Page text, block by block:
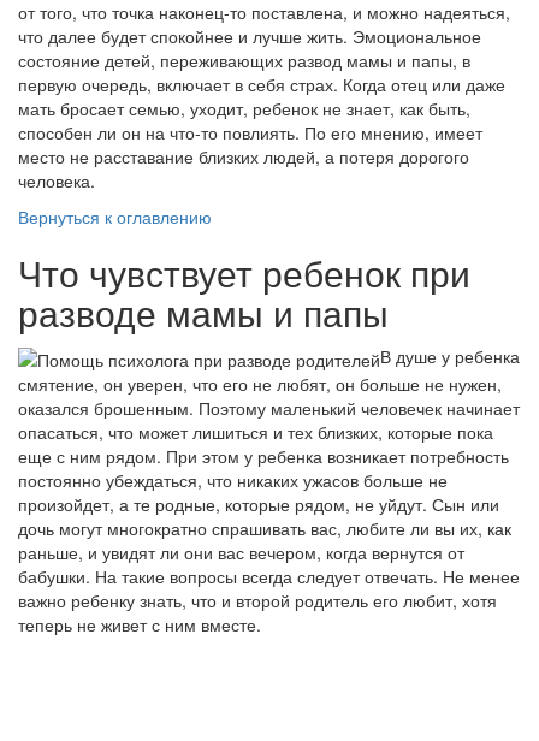
от того, что точка наконец-то поставлена, и можно надеяться,
что далее будет спокойнее и лучше жить. Эмоциональное
состояние детей, переживающих развод мамы и папы, в
первую очередь, включает в себя страх. Когда отец или даже
мать бросает семью, уходит, ребенок не знает, как быть,
способен ли он на что-то повлиять. По его мнению, имеет
место не расставание близких людей, а потеря дорогого
человека.
Вернуться к оглавлению
Что чувствует ребенок при
разводе мамы и папы
В душе у ребенка
смятение, он уверен, что его не любят, он больше не нужен,
оказался брошенным. Поэтому маленький человечек начинает
опасаться, что может лишиться и тех близких, которые пока
еще с ним рядом. При этом у ребенка возникает потребность
постоянно убеждаться, что никаких ужасов больше не
произойдет, а те родные, которые рядом, не уйдут. Сын или
дочь могут многократно спрашивать вас, любите ли вы их, как
раньше, и увидят ли они вас вечером, когда вернутся от
бабушки. На такие вопросы всегда следует отвечать. Не менее
важно ребенку знать, что и второй родитель его любит, хотя
теперь не живет с ним вместе.